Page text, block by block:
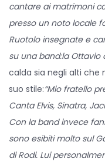
cantare ai matrimoni
presso un noto locale
Ruotolo insegnate e
su una band:la Ottavio
calda sia negli alti che
suo stile:“Mio fratello
Canta Elvis, Sinatra,
Con la band invece
sono esibiti molto sul
di Rodi. Lui